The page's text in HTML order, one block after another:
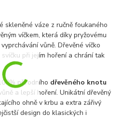
skleněné váze z ručně foukaného
víčkem, která díky pryžovému
vůně. Dřevěné víčko
při jejím hoření a chrání tak
přírodního dřevěného knotu
a lepší hoření. Unikátní dřevěný
ohně v krbu a extra zářivý
design do klasických i